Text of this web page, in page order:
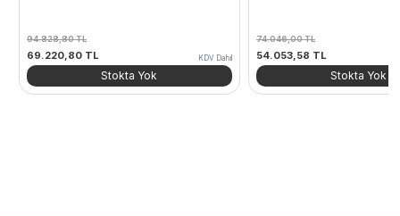
94.828,80TL
Orijinal
fiyat:
94.828,80 TL.
69.220,80 TL
andaki
fiyat:
KDV Dahil
Stokta Yok
74.046,00TL
Orijinal
fiyat:
74.046,00 TL.
54.053,58 TL
andaki
fiyat:
Stokta Yok